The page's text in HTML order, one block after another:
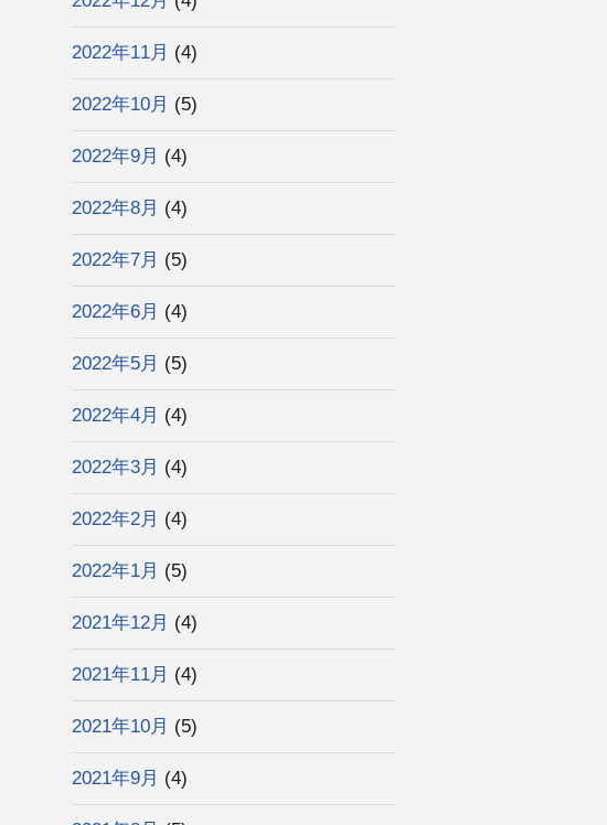
2022年11月 (4)
2022年10月 (5)
2022年9月 (4)
2022年8月 (4)
2022年7月 (5)
2022年6月 (4)
2022年5月 (5)
2022年4月 (4)
2022年3月 (4)
2022年2月 (4)
2022年1月 (5)
2021年12月 (4)
2021年11月 (4)
2021年10月 (5)
2021年9月 (4)